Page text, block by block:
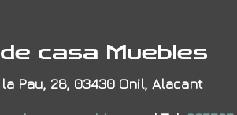
casa Muebles
Pau, 28, 03430 Onil, Alacant